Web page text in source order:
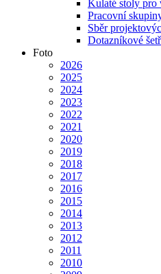
Kulaté stoly pro
Pracovní
Sběr
Dotazníkové
Foto
2026
2025
2024
2023
2022
2021
2020
2019
2018
2017
2016
2015
2014
2013
2012
2011
2010